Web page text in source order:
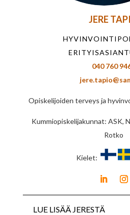
JERE
040 760
Opiskelijoiden terveys ja
Kummiopiskelijakunnat: ASK,
Rotko
Kielet:
LUE LISÄÄ JERESTÄ